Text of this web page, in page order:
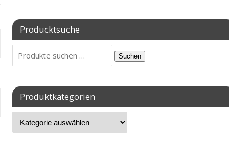
Producktsuche
Suchen
Produktkategorien